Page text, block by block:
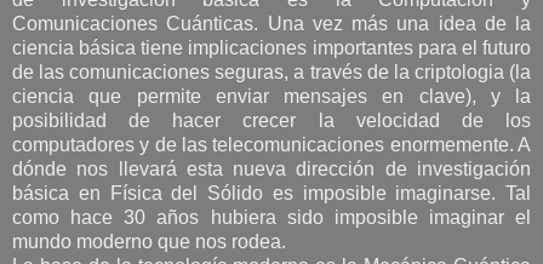
Comunicaciones Cuánticas. Una vez más una idea de la
ciencia básica tiene implicaciones importantes para el futuro
de las comunicaciones seguras, a través de la criptologia (la
ciencia que permite enviar mensajes en clave), y la
posibilidad de hacer crecer la velocidad de los
computadores y de las telecomunicaciones enormemente. A
dónde nos llevará esta nueva dirección de investigación
básica en Física del Sólido es imposible imaginarse. Tal
como hace 30 años hubiera sido imposible imaginar el
mundo moderno que nos rodea.